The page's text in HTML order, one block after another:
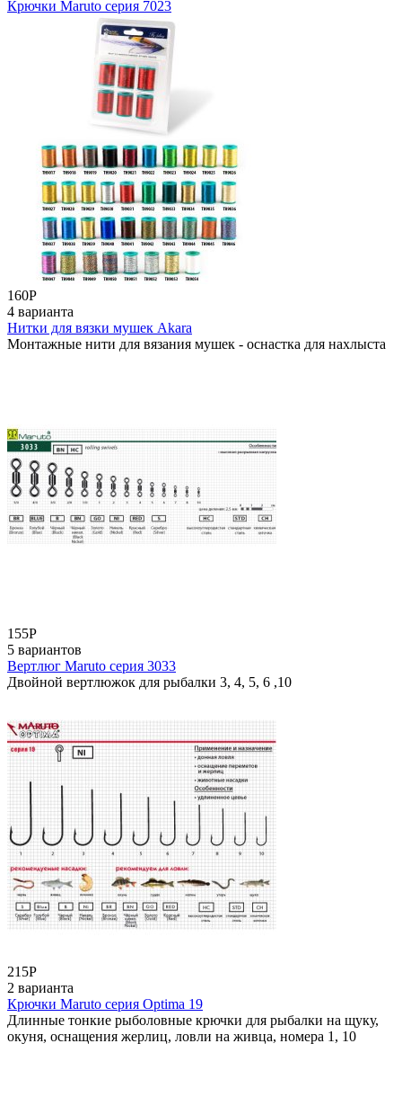
Крючки Maruto серия 7023
160Р
4 варианта
Нитки для вязки мушек Akara
Монтажные нити для вязания мушек - оснастка для нахлыста
155Р
5 вариантов
Вертлюг Maruto серия 3033
Двойной вертлюжок для рыбалки 3, 4, 5, 6 ,10
215Р
2 варианта
Крючки Maruto серия Optima 19
Длинные тонкие рыболовные крючки для рыбалки на щуку,
окуня, оснащения жерлиц, ловли на живца, номера 1, 10